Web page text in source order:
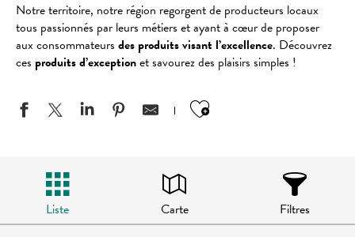
Notre territoire, notre région regorgent de producteurs locaux
tous passionnés par leurs métiers et ayant à cœur de proposer
aux consommateurs des produits visant l’excellence. Découvrez
ces produits d’exceptionet savourez des plaisirs simples !
Ajouter aux
Liste Carte Filtres